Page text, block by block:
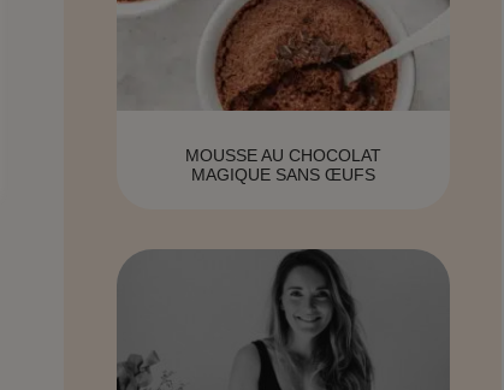
MOUSSE AU CHOCOLAT
MAGIQUE SANS ŒUFS